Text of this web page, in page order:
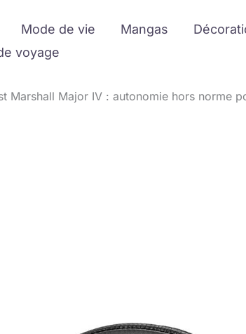
Mode de vie Mangas
voyage
Marshall Major IV : autonomie hors norme